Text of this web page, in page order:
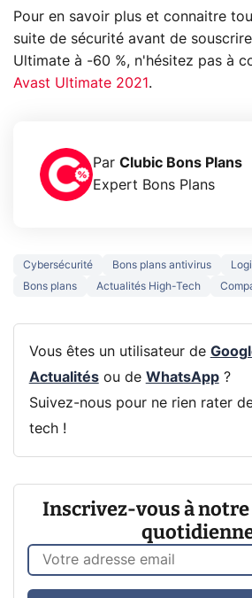
Pour en savoir plus et connaitre
suite de sécurité avant de
Ultimate à -60 %, n'hésitez pas à
Avast Ultimate 2021 .
Par Clubic Bons Plans
Expert Bons Plans
Cybersécurité Bons plans antivirus
Bons plans
Actualités High-Tech
Vous êtes un utilisateur de
Actualitésou de WhatsApp?
Suivez-nous pour ne rien rater
tech !
Inscrivez-vous à